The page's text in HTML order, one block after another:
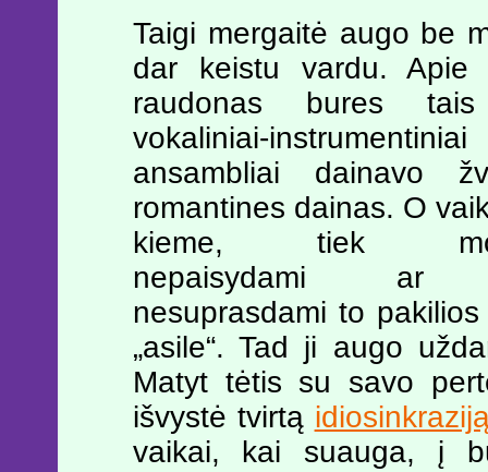
Taigi mergaitė augo be
dar keistu vardu. Apie
raudonas bures
vokaliniai-instrumentiniai
ansambliai dainavo
romantines dainas. O
kieme, tiek
nepaisydami ar
nesuprasdami to
„asile“. Tad ji augo
Matyt tėtis su savo
išvystė tvirtą
vaikai, kai suauga, į